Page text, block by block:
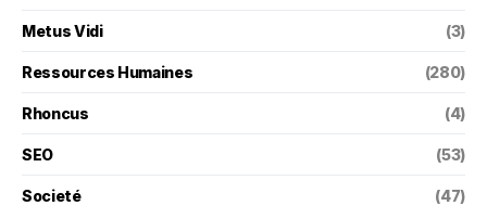
Metus Vidi (3)
Ressources Humaines (280)
Rhoncus (4)
SEO (53)
Societé (47)